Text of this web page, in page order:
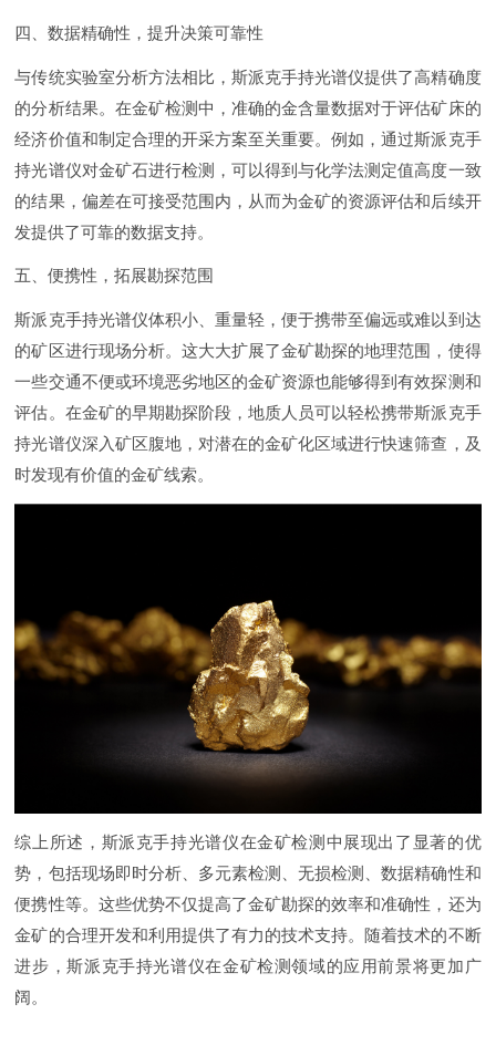
四、数据精确性，提升决策可靠性
与传统实验室分析方法相比，斯派克手持光谱仪提供了高精确度
的分析结果。在金矿检测中，准确的金含量数据对于评估矿床的
经济价值和制定合理的开采方案至关重要。例如，通过斯派克手
持光谱仪对金矿石进行检测，可以得到与化学法测定值高度一致
的结果，偏差在可接受范围内，从而为金矿的资源评估和后续开
发提供了可靠的数据支持。
五、便携性，拓展勘探范围
斯派克手持光谱仪体积小、重量轻，便于携带至偏远或难以到达
的矿区进行现场分析。这大大扩展了金矿勘探的地理范围，使得
一些交通不便或环境恶劣地区的金矿资源也能够得到有效探测和
评估。在金矿的早期勘探阶段，地质人员可以轻松携带斯派克手
持光谱仪深入矿区腹地，对潜在的金矿化区域进行快速筛查，及
时发现有价值的金矿线索。
综上所述，斯派克手持光谱仪在金矿检测中展现出了显著的优
势，包括现场即时分析、多元素检测、无损检测、数据精确性和
便携性等。这些优势不仅提高了金矿勘探的效率和准确性，还为
金矿的合理开发和利用提供了有力的技术支持。随着技术的不断
进步，斯派克手持光谱仪在金矿检测领域的应用前景将更加广
阔。